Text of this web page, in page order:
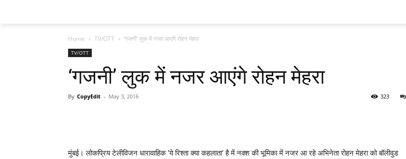
Home TV/OTT ‘गजनी’ लुक में नजर आएंगे रोहन मेहरा
TV/OTT
‘गजनी’ लुक में नजर आएंगे रोहन मेहरा
By CopyEdit - May 3, 2016 323
मुंबई। लोकप्रिय टेलीविजन धारावाहिक ‘ये रिश्ता क्या कहलाता’ है में नक्श की भूमिका में नजर आ रहे अभिनेता रोहन मेहरा को बॉलीवुड